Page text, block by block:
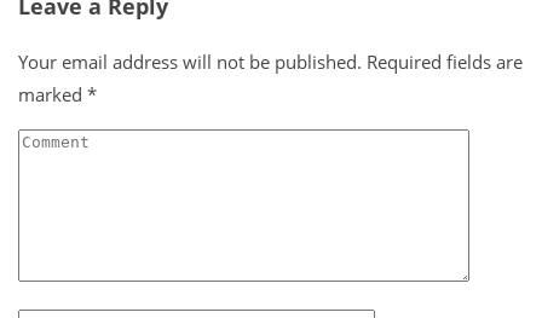
Your email address will not be published. Required fields are
marked *